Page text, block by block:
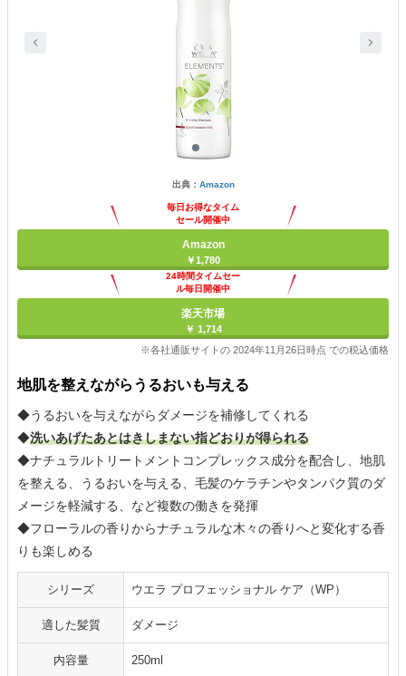
出典： Amazon
毎日お得なタイム
セール開催中
Amazon
￥1,780
24時間タイムセー
ル毎日開催中
楽天市場
￥ 1,714
※各社通販サイトの 2024年11月26日時点 での税込価格
地肌を整えながらうるおいも与える
◆うるおいを与えながらダメージを補修してくれる
◆洗いあげたあとはきしまない指どおりが得られる
◆ナチュラルトリートメントコンプレックス成分を配合し、地肌
を整える、うるおいを与える、毛髪のケラチンやタンパク質のダ
メージを軽減する、など複数の働きを発揮
◆フローラルの香りからナチュラルな木々の香りへと変化する香
りも楽しめる
シリーズ ウエラ プロフェッショナル ケア（WP）
適した髪質 ダメージ
内容量 250ml